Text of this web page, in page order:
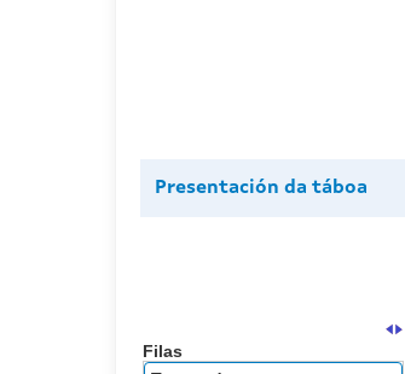
Presentación da táboa
Filas